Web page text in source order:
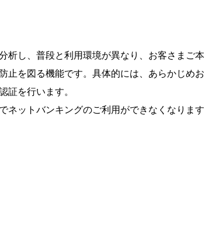
析し、普段と利用環境が異なり、お客さまご本
止を図る機能です。具体的には、あらかじめお
証を行います。
ネットバンキングのご利用ができなくなります